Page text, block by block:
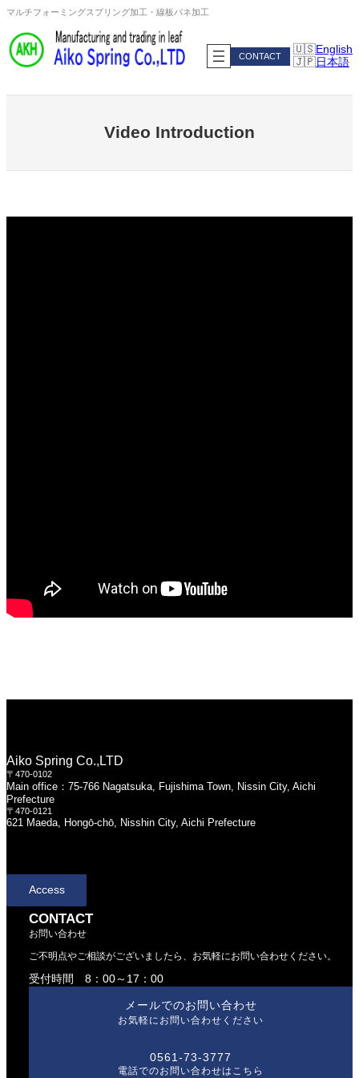
Skip
content
マルチフォーミングスプリング加工・線板バネ加工
CONTACT
English
日本語
Video Introduction
Aiko Spring Co.,LTD
〒470-0102
Main office：75-766 Nagatsuka, Fujishima Town, Nissin City, Aichi
Prefecture
〒470-0121
621 Maeda, Hongō-chō, Nisshin City, Aichi Prefecture
Access
CONTACT
お問い合わせ
ご不明点やご相談がございましたら、お気軽にお問い合わせください。
受付時間 8：00～17：00
メールでのお問い合わせ
お気軽にお問い合わせください
0561-73-3777
電話でのお問い合わせはこちら